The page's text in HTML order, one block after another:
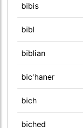
bibis
bibl
biblian
bic'haner
bich
biched